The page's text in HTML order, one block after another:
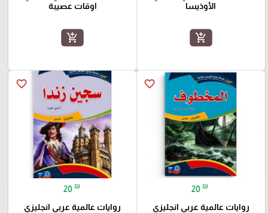
الأوذيسا
add_shopping_cart
اوقات عصيبة
add_shopping_cart
favorite_border
20 ₪
روايات عالمية عربي انجليزي
favorite_border
20 ₪
روايات عالمية عربي انجليزي